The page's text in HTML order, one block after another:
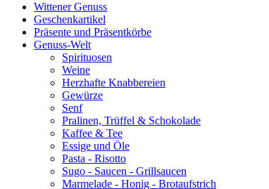
Wittener Genuss
Geschenkartikel
Präsente und Präsentkörbe
Genuss-Welt
Spirituosen
Weine
Herzhafte Knabbereien
Gewürze
Senf
Pralinen, Trüffel & Schokolade
Kaffee & Tee
Essige und Öle
Pasta - Risotto
Sugo - Saucen - Grillsaucen
Marmelade - Honig - Brotaufstrich